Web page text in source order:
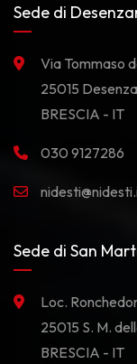
Sede di
Via Tommaso
25015
BRESCIA - IT
030 9127286
Sede di San
Loc.
25015 S. M.
BRESCIA - IT